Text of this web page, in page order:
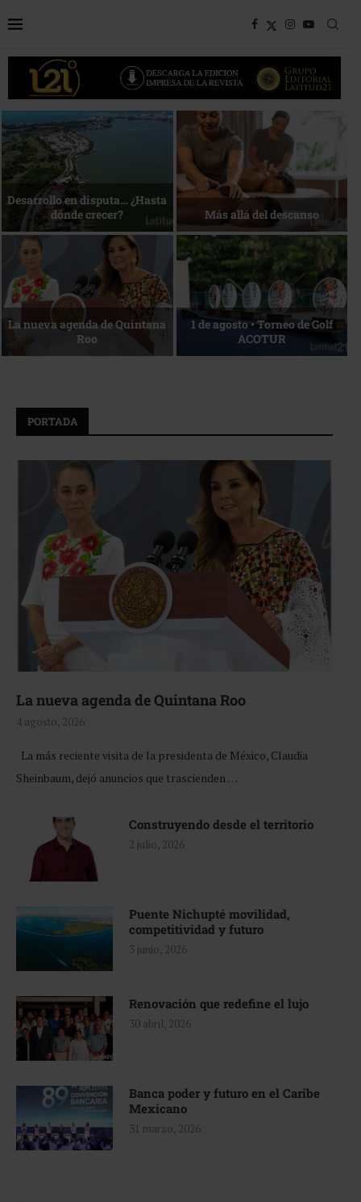
Bottega, un viaje servido a la
mesa
Energía que Impulsa la
competitividad
Reconocimiento de viajeros La esencia del servicio
PORTADA
La nueva agenda de Quintana Roo
4 agosto, 2026
La más reciente visita de la presidenta de México, Claudia
Sheinbaum, dejó anuncios que trascienden …
Construyendo desde el territorio
2 julio, 2026
Puente Nichupté movilidad,
competitividad y futuro
3 junio, 2026
Renovación que redefine el lujo
30 abril, 2026
Banca poder y futuro en el Caribe
Mexicano
31 marzo, 2026